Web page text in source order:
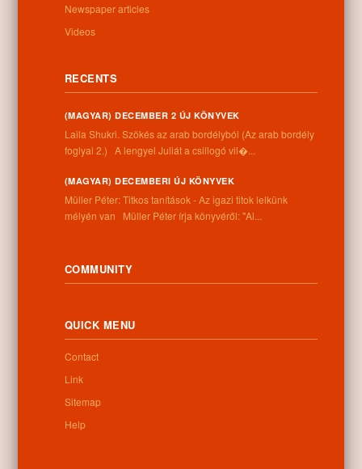
Letöltés
Related posts
No related posts found
Categories: Others
Information
4262 Nyíracsád, Kassai u. 4.
Phone number:
Newspaper articles
Videos
RECENTS
(MAGYAR) DECEMBER 2 ÚJ KÖNYVEK
Laila Shukri. Szökés ​az arab bordélyból (Az arab bordély
foglyai 2.) A lengyel Juliát a csillogó vil�...
(MAGYAR) DECEMBERI ÚJ KÖNYVEK
Müller Péter: Titkos tanítások - Az igazi titok lelkünk
mélyén van Müller Péter írja könyvéről: "Al...
COMMUNITY
QUICK MENU
Contact
Link
Sitemap
Help